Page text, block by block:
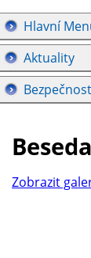
Hlavní
Aktuality
Bezpečnost
Zobrazit